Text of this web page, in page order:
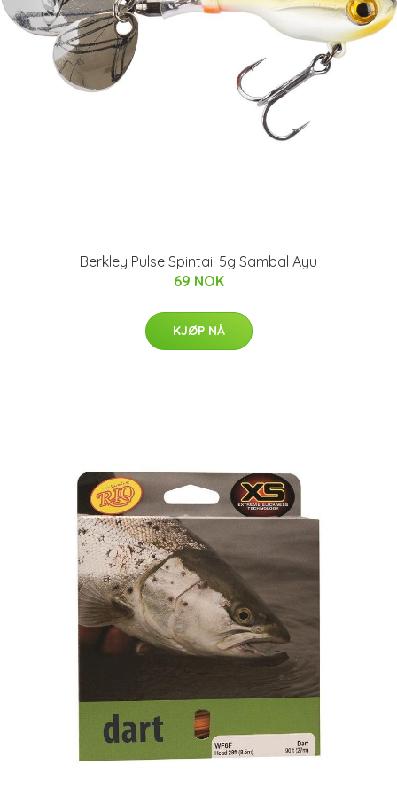
Berkley Pulse Spintail 5g Sambal Ayu
69 NOK
KJØP NÅ